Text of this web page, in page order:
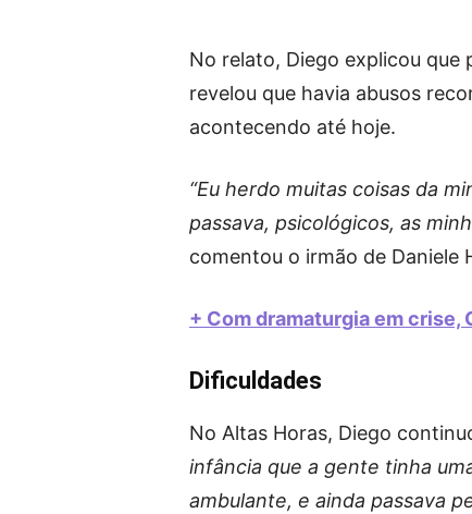
No relato, Diego explicou que
revelou que havia abusos
acontecendo até hoje.
“Eu herdo muitas coisas da
passava, psicológicos, as
comentou o irmão de Daniele
+ Com dramaturgia em
Dificuldades
No Altas Horas, Diego
infância que a gente tinha
ambulante, e ainda passava